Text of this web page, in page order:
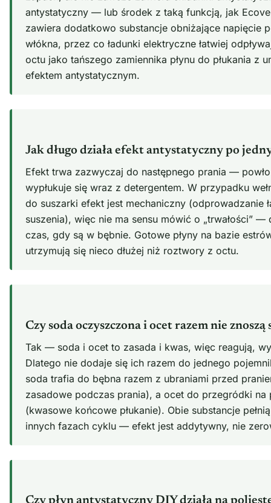
antystatyczny — lub środek z taką funkcją, jak
zawiera dodatkowo substancje obniżające napięcie
włókna, przez co ładunki elektryczne łatwiej
octu jako tańszego zamiennika płynu do płukania z
efektem antystatycznym.
Jak długo działa efekt antystatyczny po
Efekt trwa zazwyczaj do następnego prania —
wypłukuje się wraz z detergentem. W przypadku
do suszarki efekt jest mechaniczny (odprowadzanie
suszenia), więc nie ma sensu mówić o „trwałości” —
czas, gdy są w bębnie. Gotowe płyny na bazie
utrzymują się nieco dłużej niż roztwory z octu.
Czy soda oczyszczona i ocet razem nie znoszą
Tak — soda i ocet to zasada i kwas, więc reagują,
Dlatego nie dodaje się ich razem do jednego
soda trafia do bębna razem z ubraniami przed
zasadowe podczas prania), a ocet do przegródki na
(kwasowe końcowe płukanie). Obie substancje
innych fazach cyklu — efekt jest addytywny, nie